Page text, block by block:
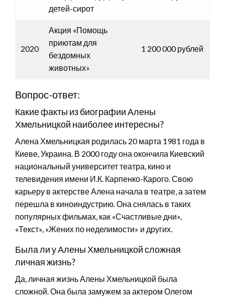
детей-сирот
2020
Акция «Помощь
приютам для
бездомных
животных»
1 200 000 рублей
Вопрос-ответ:
Какие факты из биографии Алены
Хмельницкой наиболее интересны?
Алена Хмельницкая родилась 20 марта 1981 года в
Киеве, Украина. В 2000 году она окончила Киевский
национальный университет театра, кино и
телевидения имени И.К. Карпенко-Карого. Свою
карьеру в актерстве Алена начала в театре, а затем
перешла в киноиндустрию. Она снялась в таких
популярных фильмах, как «Счастливые дни»,
«Текст», «Жених по неделимости» и других.
Была ли у Алены Хмельницкой сложная
личная жизнь?
Да, личная жизнь Алены Хмельницкой была
сложной. Она была замужем за актером Олегом